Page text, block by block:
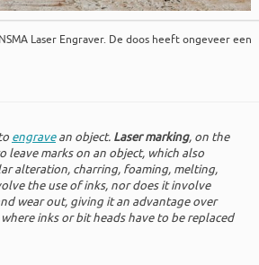
Laser Engraver. De doos heeft ongeveer een
engravean object. Laser marking, on the
marks on an object, which also
alteration, charring, foaming, melting,
the use of inks, nor does it involve
wear out, giving it an advantage over
inks or bit heads have to be replaced